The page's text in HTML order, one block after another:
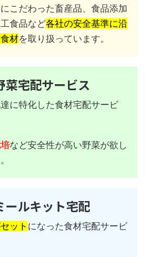
こだわった畜産品、食品添加
食品など各社の安全基準に沿
材を取り扱っています。
菜宅配サービス
に特化した食材宅配サービ
など安全性が高い野菜が欲し
ールキット宅配
ット になった食材宅配サービ